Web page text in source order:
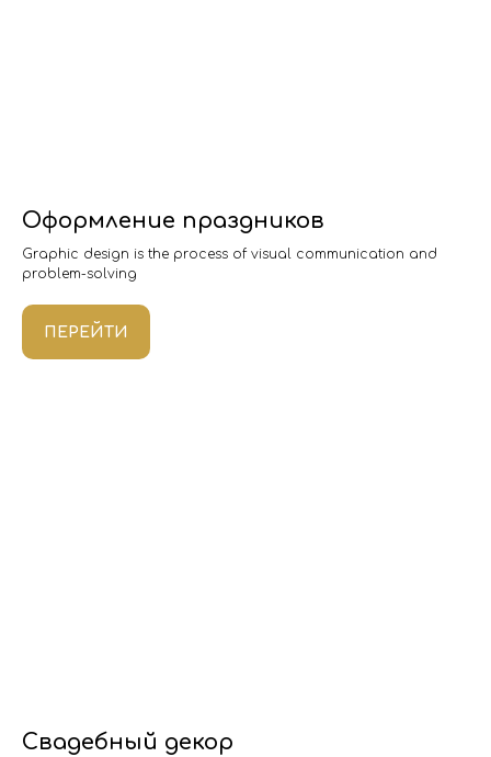
Оформление праздников
Graphic design is the process of visual communication and
problem-solving
ПЕРЕЙТИ
Свадебный декор